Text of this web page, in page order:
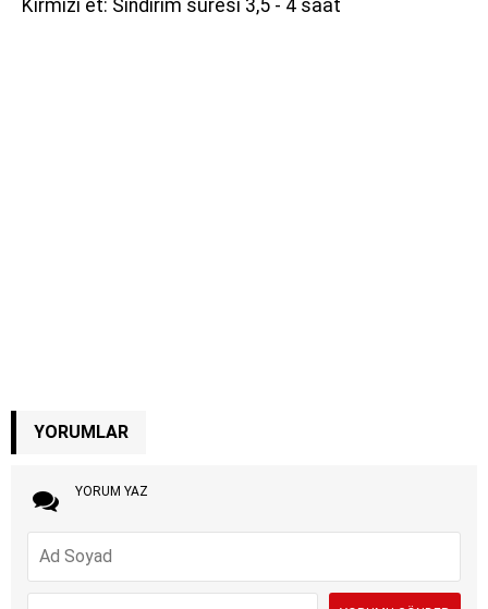
Kırmızı et: Sindirim süresi 3,5 - 4 saat
YORUMLAR
YORUM YAZ